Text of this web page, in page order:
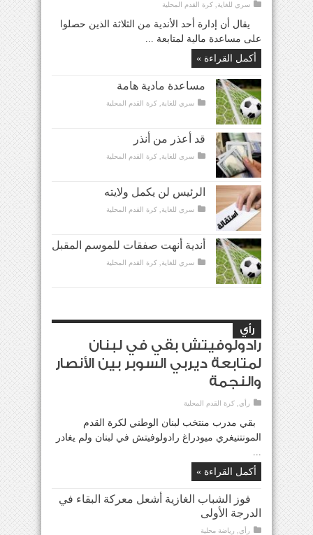
سري للغاية كرة القدم المحلية
يقال أن إدارة أحد الأندية من الثلاثة الذين حصلوا
على مساعدة مالية لمتابعة ...
أكمل القراءة »
مساعدة مادية هامة
سري للغاية كرة القدم المحلية
قد أعذر من أنذر
سري للغاية كرة القدم المحلية
الرئيس لن يكمل ولايته
سري للغاية كرة القدم المحلية
أندية أنهت صفقات للموسم المقبل
سري للغاية كرة القدم المحلية
رأي
رادولوفيتش بقي في لبنان
لمتابعة ديربي السوبر بين الأنصار
والنجمة
رأي كرة القدم المحلية
بقي مدرب منتخب لبنان الوطني لكرة القدم
المونتنيغري ميودراغ رادولوفيتش في لبنان ولم يغادر
...
أكمل القراءة »
فوز الشباب الغازية أشعل معركة البقاء في
الدرجة الأولى
رأي رياضة محلية